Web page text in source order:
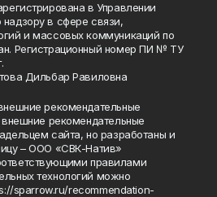
в Управлении
в сфере связи,
и массовых коммуникаций по
Регистрационный номер ПИ № ТУ
Дильбар Равиловна
рекомендательные
рекомендательные
сайта, но разработаны и
– ООО «СВК-Натив»
правилами
технологий можно
sparrow.ru/recommendation-